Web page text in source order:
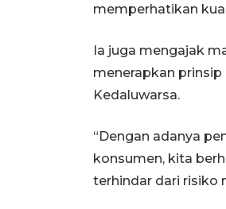
memperhatikan
Ia juga mengajak
menerapkan prinsip
Kedaluwarsa.
“Dengan adanya
konsumen, kita
terhindar dari risiko